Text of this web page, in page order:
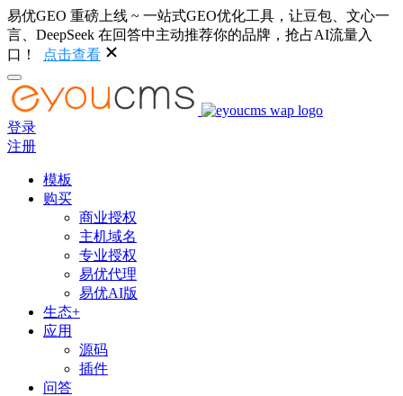
易优GEO 重磅上线 ~ 一站式GEO优化工具，让豆包、文心一
言、DeepSeek 在回答中主动推荐你的品牌，抢占AI流量入
口！
点击查看
登录
注册
模板
购买
商业授权
主机域名
专业授权
易优代理
易优AI版
生态+
应用
源码
插件
问答